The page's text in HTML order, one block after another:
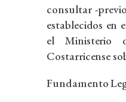
consultar -
establecidos en
el Ministerio
Costarricense
Fundamento